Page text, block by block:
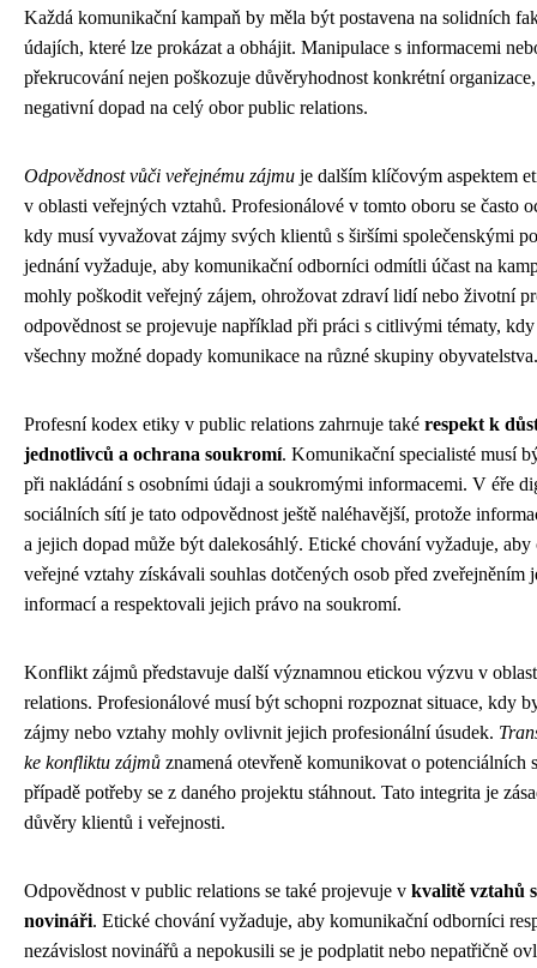
Každá komunikační kampaň by měla být postavena na solidních
údajích, které lze prokázat a obhájit. Manipulace s informacemi
překrucování nejen poškozuje důvěryhodnost konkrétní
negativní dopad na celý obor public relations.
Odpovědnost vůči veřejnému zájmu je dalším klíčovým aspektem
v oblasti veřejných vztahů. Profesionálové v tomto oboru se často
kdy musí vyvažovat zájmy svých klientů s širšími společenskými
jednání vyžaduje, aby komunikační odborníci odmítli účast na
mohly poškodit veřejný zájem, ohrožovat zdraví lidí nebo životní
odpovědnost se projevuje například při práci s citlivými tématy,
všechny možné dopady komunikace na různé skupiny obyvatelstva.
Profesní kodex etiky v public relations zahrnuje také respekt k
jednotlivců a ochrana soukromí. Komunikační specialisté musí
při nakládání s osobními údaji a soukromými informacemi. V éře
sociálních sítí je tato odpovědnost ještě naléhavější, protože
a jejich dopad může být dalekosáhlý. Etické chování vyžaduje,
veřejné vztahy získávali souhlas dotčených osob před zveřejněním
informací a respektovali jejich právo na soukromí.
Konflikt zájmů představuje další významnou etickou výzvu v
relations. Profesionálové musí být schopni rozpoznat situace, kdy
zájmy nebo vztahy mohly ovlivnit jejich profesionální úsudek.
ke konfliktu zájmů znamená otevřeně komunikovat o potenciálních
případě potřeby se z daného projektu stáhnout. Tato integrita je
důvěry klientů i veřejnosti.
Odpovědnost v public relations se také projevuje v kvalitě vztahů
novináři. Etické chování vyžaduje, aby komunikační odborníci
nezávislost novinářů a nepokusili se je podplatit nebo nepatřičně